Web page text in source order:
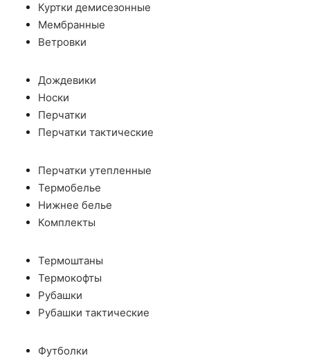
Куртки демисезонные
Мембранные
Ветровки
Дождевики
Носки
Перчатки
Перчатки тактические
Перчатки утепленные
Термобелье
Нижнее белье
Комплекты
Термоштаны
Термокофты
Рубашки
Рубашки тактические
Футболки